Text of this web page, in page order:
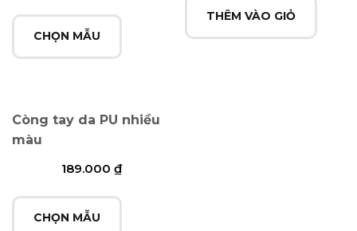
CHỌN MẪU
THÊM VÀO GIỎ
Còng tay da PU nhiều
màu
189.000₫
CHỌN MẪU